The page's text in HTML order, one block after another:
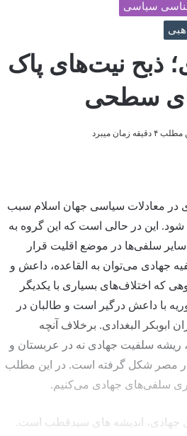
سیاسی
ذبح نیت‌های پاک
سطحی
زمان میبرد
در معادلات سیاسی جهان اسلام سبب
شود. این در حالی است که این گروه به
سلفی‌ها در موضع اقلیت قرار
جهادی می‌توان به القاعده، داعش و
که اختلاف‌های بسیاری با یکدیگر
با داعش درگیر است و طالبان در
ابوبکر البغدادی. برخلاف آنچه
ریشه سلفیت جهادی نه در عربستان و
در مصر شکل گرفته است. در این مطلب
سلفی‌های جهادی می‌کنیم.
جهادی، اندیشه های سیدقطب است.